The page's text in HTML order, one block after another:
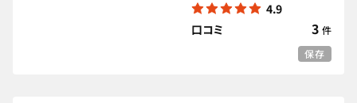
4.9
口コミ
3 件
保存